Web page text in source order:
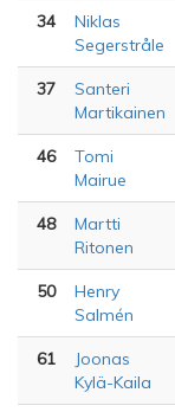
34
Niklas
Segerstråle
37
Santeri
Martikainen
46
Tomi
Mairue
48
Martti
Ritonen
50
Henry
Salmén
61
Joonas
Kylä-Kaila